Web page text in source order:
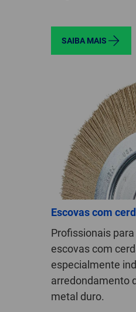
SAIBA MAIS
Escovas com
Profissionais
escovas com
especialmente
arredondamento
metal duro.